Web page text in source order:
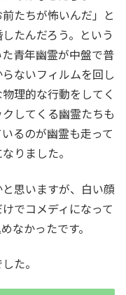
たちが怖いんだ」と
たんだろう。という
青年幽霊が中盤で普
ないフィルムを回し
理的な行動をしてく
してくる幽霊たちも
るのが幽霊も走って
りました。
思いますが、白い顔
でコメディになって
なかったです。
た。